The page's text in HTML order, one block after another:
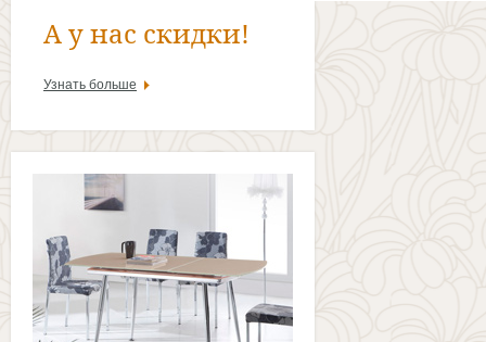
А у нас скидки!
Узнать больше